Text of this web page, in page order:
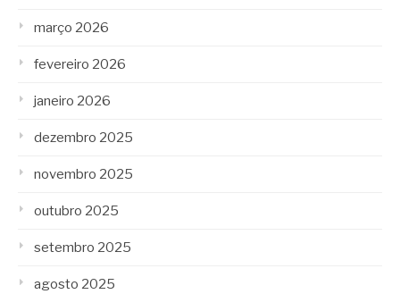
março 2026
fevereiro 2026
janeiro 2026
dezembro 2025
novembro 2025
outubro 2025
setembro 2025
agosto 2025